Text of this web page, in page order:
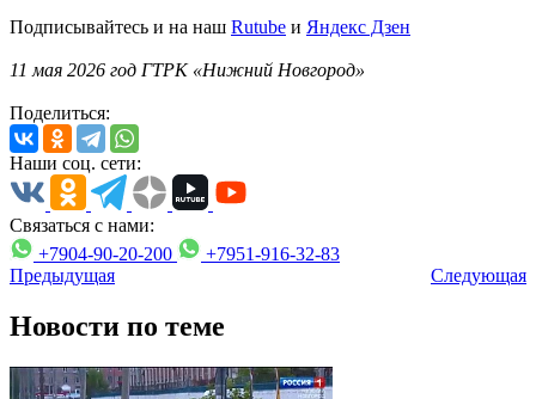
Подписывайтесь и на наш Rutube и Яндекс Дзен
11 мая 2026 год ГТРК «Нижний Новгород»
Поделиться:
Наши соц. сети:
Связаться с нами:
+7904-90-20-200
+7951-916-32-83
Предыдущая
Следующая
Новости по теме